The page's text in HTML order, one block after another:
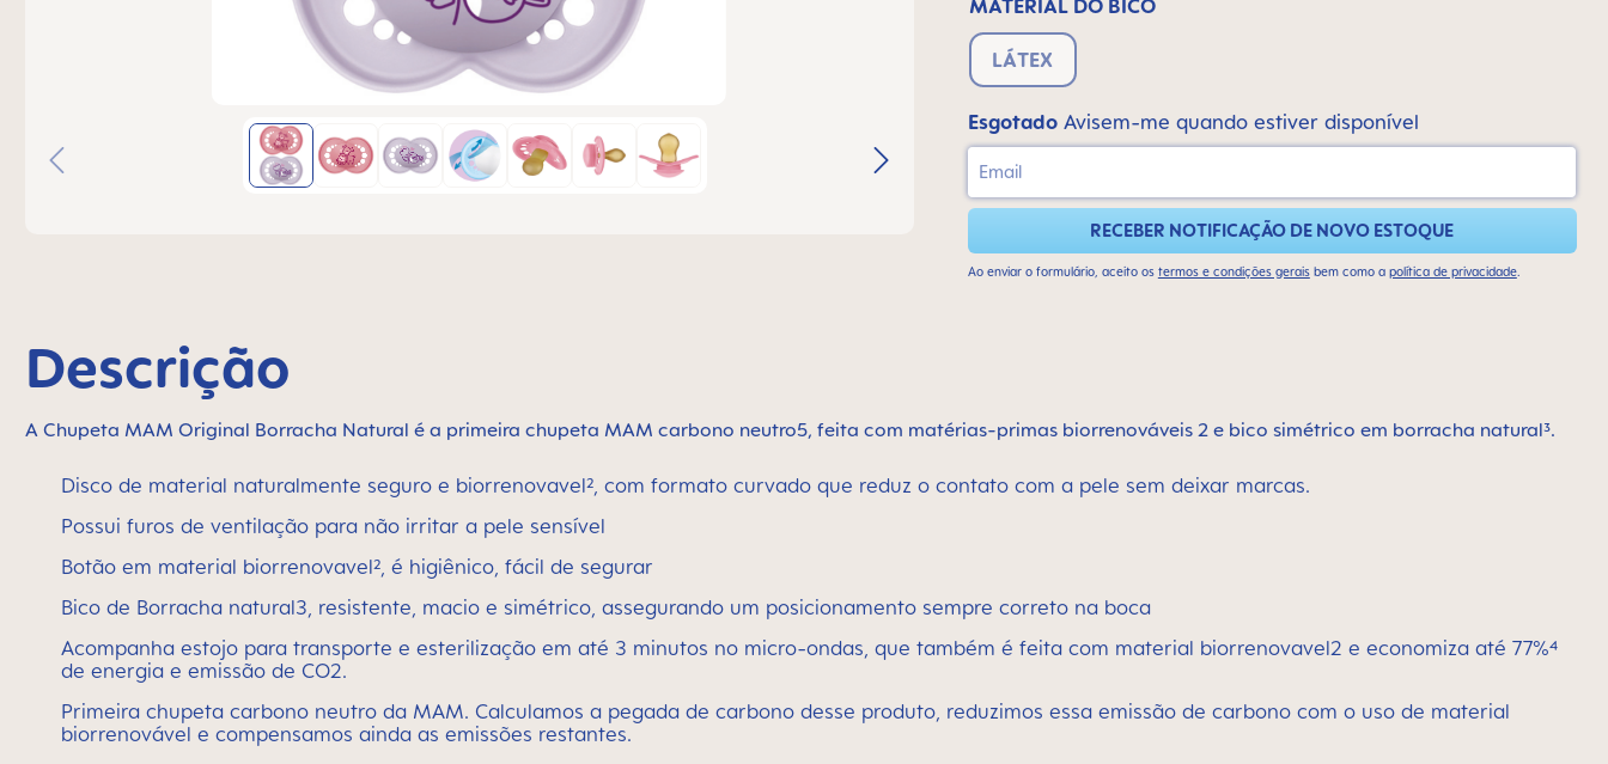
MATERIAL DO BICO
LÁTEX
Esgotado Avisem-me quando estiver disponível
Email
RECEBER NOTIFICAÇÃO DE NOVO ESTOQUE
Ao enviar o formulário, aceito os termos e condições geraisbem como a política de privacidade.
Descrição
A Chupeta MAM Original Borracha Natural é a primeira chupeta MAM carbono neutro5, feita com matérias-primas biorrenováveis 2 e bico simétrico em borracha natural³.
Disco de material naturalmente seguro e biorrenovavel², com formato curvado que reduz o contato com a pele sem deixar marcas.
Possui furos de ventilação para não irritar a pele sensível
Botão em material biorrenovavel², é higiênico, fácil de segurar
Bico de Borracha natural3, resistente, macio e simétrico, assegurando um posicionamento sempre correto na boca
Acompanha estojo para transporte e esterilização em até 3 minutos no micro-ondas, que também é feita com material biorrenovavel2 e economiza até 77%⁴
de energia e emissão de CO2.
Primeira chupeta carbono neutro da MAM. Calculamos a pegada de carbono desse produto, reduzimos essa emissão de carbono com o uso de material
biorrenovável e compensamos ainda as emissões restantes.